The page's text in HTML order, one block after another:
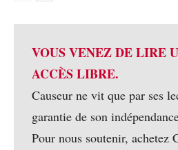
VOUS VENEZ DE LIRE
ACCÈS LIBRE.
Causeur ne vit que par ses
garantie de son
Pour nous soutenir, achetez